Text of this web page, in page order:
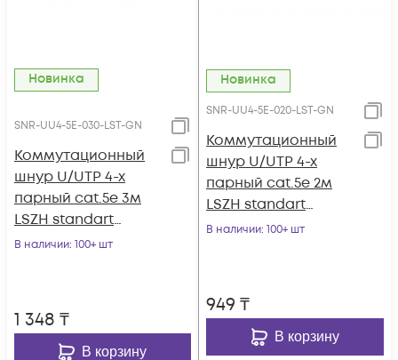
Новинка
SNR-UU4-5E-030-LST-GN
Коммутационный
шнур U/UTP 4-х
парный cat.5e 3м
LSZH standart
зеленый
В наличии: 100+ шт
1 348 ₸
В корзину
Новинка
SNR-UU4-5E-020-LST-GN
Коммутационный
шнур U/UTP 4-х
парный cat.5e 2м
LSZH standart
зеленый
В наличии: 100+ шт
949 ₸
В корзину